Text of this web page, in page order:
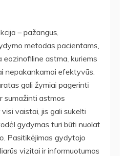
– pažangus,
metodas pacientams,
eozinofiline astma, kuriems
nepakankamai efektyvūs.
gali žymiai pagerinti
sumažinti astmos
vaistai, jis gali sukelti
gydymas turi būti nuolat
Pasitikėjimas gydytojo
vizitai ir informuotumas